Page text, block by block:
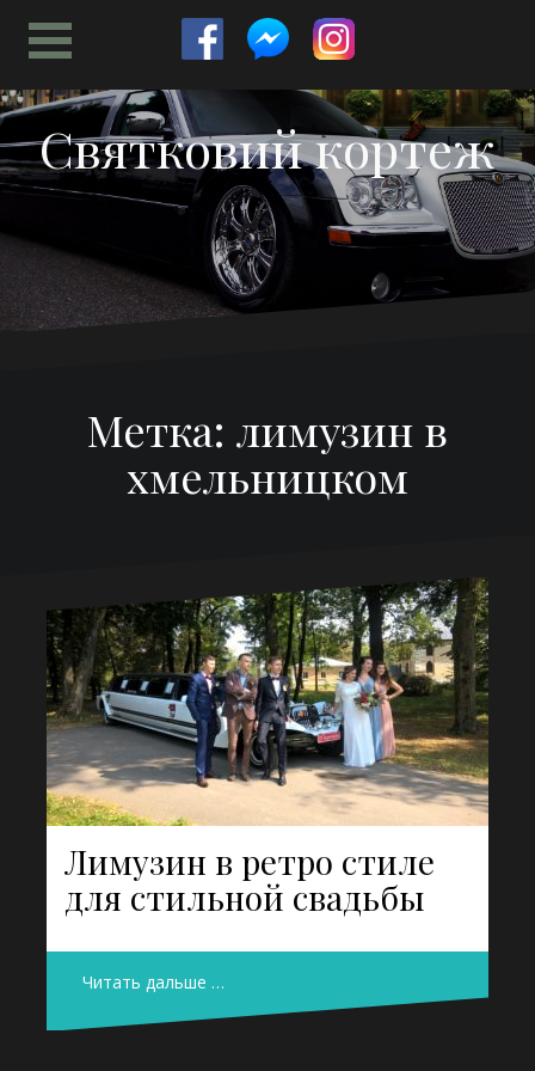
содержимому
Святковий кортеж
Метка: лимузин в
хмельницком
Лимузин в ретро стиле
для стильной свадьбы
Читать дальше …